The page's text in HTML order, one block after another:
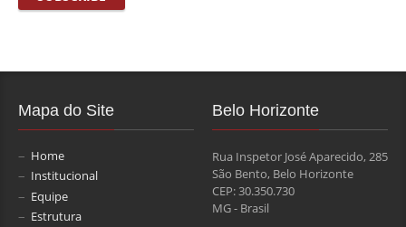
Mapa do Site
Home
Institucional
Equipe
Estrutura
Belo Horizonte
Rua Inspetor José Aparecido, 285
São Bento, Belo Horizonte
CEP: 30.350.730
MG - Brasil